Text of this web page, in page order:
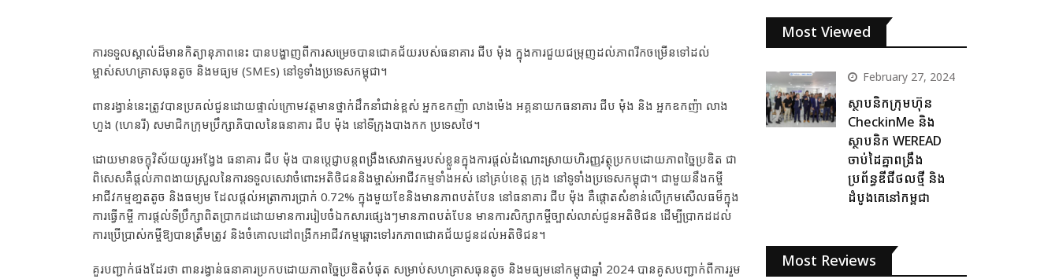
ការទទួលស្គាល់ដ៏មានកិត្យានុភាពនេះ បានបង្ហាញពីការសម្រេចបានជោគជ័យរបស់ធនាគារ ជីប ម៉ុង ក្នុងការជួយជម្រុញដល់ភាពរីកចម្រើនទៅដល់
ម្ចាស់សហគ្រាសធុនតូច និងមធ្យម (SMEs) នៅទូទាំងប្រទេសកម្ពុជា។
ពានរង្វាន់នេះត្រូវបានប្រគល់ជូនដោយផ្ទាល់ក្រោមវត្ដមានថ្នាក់ដឹកនាំជាន់ខ្ពស់ អ្នកឧកញ៉ា លាងម៉េង អគ្គនាយកធនាគារ ជីប ម៉ុង និង អ្នកឧកញ៉ា លាង
ហួង (ហេនរី) សមាជិកក្រុមប្រឹក្សាភិបាលនៃធនាគារ ជីប ម៉ុង នៅទីក្រុងបាងកក ប្រទេសថៃ។
ដោយមានចក្ខុវិស័យយូរអង្វែង ធនាគារ ជីប ម៉ុង បានប្តេជ្ញាបន្តពង្រឹងសេវាកម្មរបស់ខ្លួនក្នុងការផ្តល់ដំណោះស្រាយហិរញ្ញវត្ថុប្រកបដោយភាពច្នៃប្រឌិត ជា
ពិសេសគឺផ្តល់ភាពងាយស្រួលនៃការទទួលសេវាចំពោះអតិថិជននិងម្ចាស់អាជីវកម្មទាំងអស់ នៅគ្រប់ខេត្ត ក្រុង នៅទូទាំងប្រទេសកម្ពុជា។ ជាមួយនឹងកម្ចី
អាជីវកម្មខា្នតតូច និងធម្យម ដែលផ្ដល់អត្រាការប្រាក់ 0.72% ក្នុងមួយខែនិងមានភាពបត់បែន នៅធនាគារ ជីប ម៉ុង គឺផ្តោតសំខាន់លើក្រមសើលធម៏ក្នុង
ការធ្វើកម្ចី ការផ្តល់ទីប្រឹក្សាពិតប្រាកដដោយមានការរៀបចំឯកសារផ្សេងៗមានភាពបត់បែន មានការសិក្សាកម្ចីច្បាស់លាស់ជូនអតិថិជន ដើម្បីប្រាកដដល់
ការប្រើប្រាស់កម្ចីឱ្យបានត្រឹមត្រូវ និងចំគោលដៅពង្រីកអាជីវកម្មឆ្ពោះទៅរកភាពជោគជ័យជូនដល់អតិថិជន។
គួរបញ្ជាក់ផងដែរថា ពានរង្វាន់ធនាគារប្រកបដោយភាពច្នៃប្រឌិតបំផុត សម្រាប់សហគ្រាសធុនតូច និងមធ្យមនៅកម្ពុជាឆ្នាំ 2024 បានគូសបញ្ជាក់ពីការរួម
Most Viewed
February 27, 2024
ស្ថាបនិកក្រុមហ៊ុន
CheckinMe និង
ស្ថាបនិក WEREAD
ចាប់ដៃគ្នាពង្រឹង
ប្រព័ន្ធឌីជីថលថ្មី និង
ដំបូងគេនៅកម្ពុជា
Most Reviews